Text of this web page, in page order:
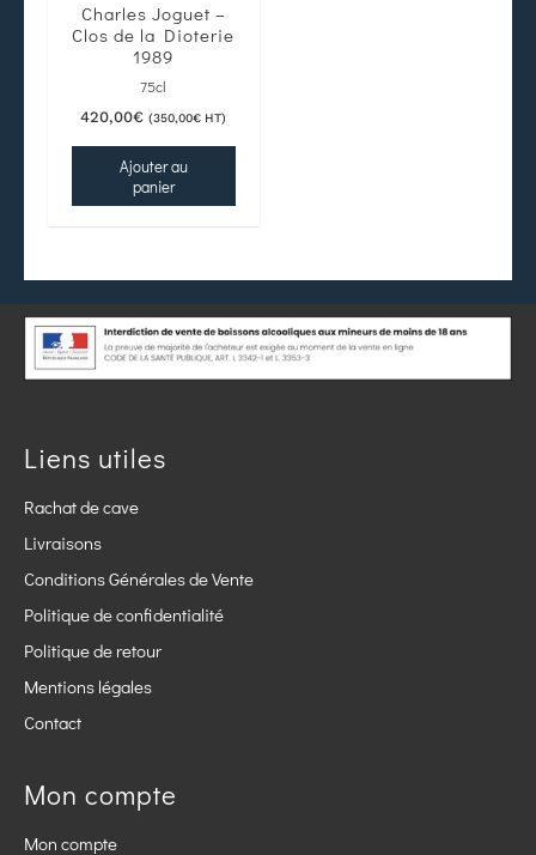
Charles Joguet –
Clos de la Dioterie
1989
75cl
420,00€ (350,00€ HT)
Ajouter au
panier
Liens utiles
Rachat de cave
Livraisons
Conditions Générales de Vente
Politique de confidentialité
Politique de retour
Mentions légales
Contact
Mon compte
Mon compte